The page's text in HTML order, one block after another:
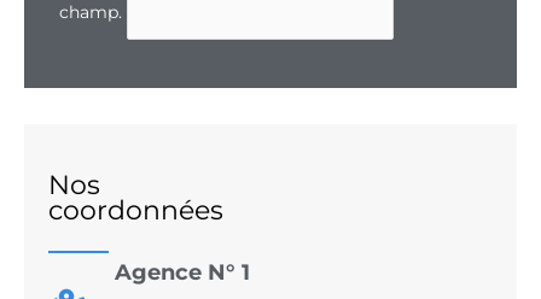
champ.
Nos
coordonnées
Agence N° 1